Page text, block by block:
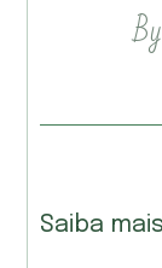
Saiba